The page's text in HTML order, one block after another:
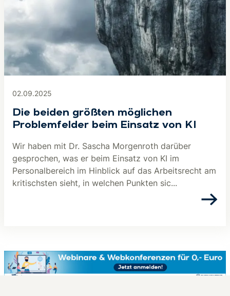
02.09.2025
Die beiden größten möglichen
Problemfelder beim Einsatz von KI
Wir haben mit Dr. Sascha Morgenroth darüber
gesprochen, was er beim Einsatz von KI im
Personalbereich im Hinblick auf das Arbeitsrecht am
kritischsten sieht, in welchen Punkten sic...